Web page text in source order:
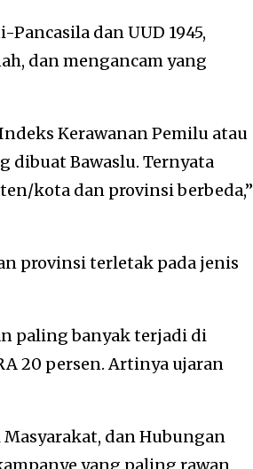
dan UUD 1945,
dan mengancam yang
Kerawanan Pemilu atau
dibuat Bawaslu. Ternyata
kota dan provinsi berbeda,”
provinsi terletak pada jenis
paling banyak terjadi di
20 persen. Artinya ujaran
dan Hubungan